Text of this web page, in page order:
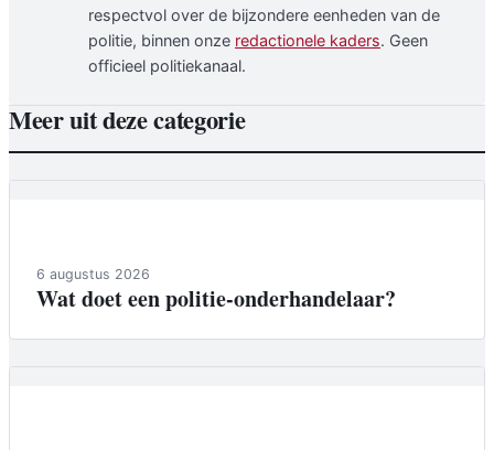
respectvol over de bijzondere eenheden van de
politie, binnen onze redactionele kaders. Geen
officieel politiekanaal.
Meer uit deze categorie
6 augustus 2026
Wat doet een politie-onderhandelaar?